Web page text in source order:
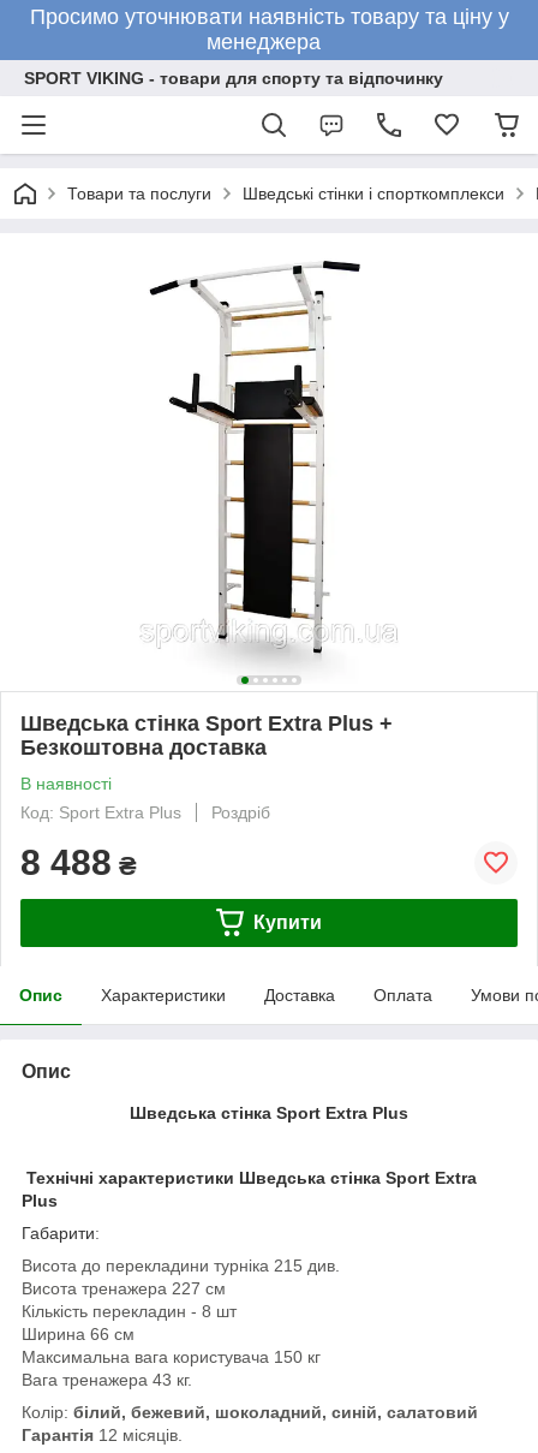
Просимо уточнювати наявність товару та ціну у
менеджера
SPORT VIKING - товари для спорту та відпочинку
Товари та послуги Шведські стінки і спорткомплекси
Шведська стінка Sport Extra Plus +
Безкоштовна доставка
В наявності
Код: Sport Extra Plus
Роздріб
8 488 ₴
Купити
Опис Характеристики Доставка Оплата Умови
Опис
Шведська стінка Sport Extra Plus
Технічні характеристики Шведська стінка Sport Extra
Plus
Габарити:
Висота до перекладини турніка 215 див.
Висота тренажера 227 см
Кількість перекладин - 8 шт
Ширина 66 см
Максимальна вага користувача 150 кг
Вага тренажера 43 кг.
Колір: білий, бежевий, шоколадний, синій, салатовий
Гарантія 12 місяців.